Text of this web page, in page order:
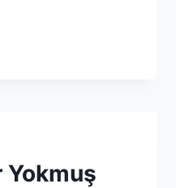
Yokmuş